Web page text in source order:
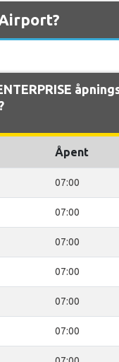
Åpent
07:00
07:00
07:00
07:00
07:00
07:00